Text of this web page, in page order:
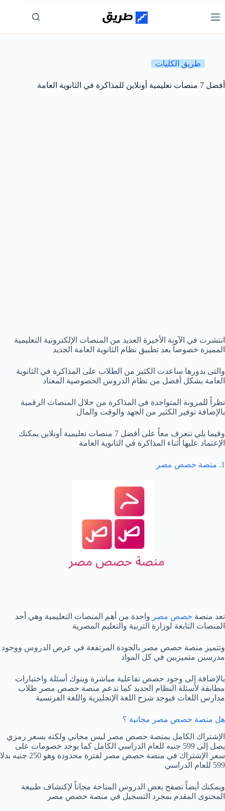
إلى
المحتوى
طريق الكليات
أفضل 7 منصات تعليمية أونلاين للمذاكرة في الثانوية العامة
انتشرت في الآونة الأخيرة العديد من المنصات الإلكترونية التعليمية
المميزة خصوصاً بعد تطبيق نظام الثانوية العامة الجديد
والتى بدورها ساعدت الكثير من الطلاب على المذاكرة في الثانوية
العامة بشكل أفضل من نظام الدروس الخصوصية المعتاد
نظراً للمرونة المتواجدة في المذاكرة من خلال المنصات الرقمية
بالإضافة توفير الكثير من الجهد والوقت والمال
وفيما يلي نتعرف معاً على أفضل 7 منصات تعليمية أونلاين يمكنك
الإعتماد عليها أثناء المذاكرة في الثانوية العامة
1. منصة حصص مصر
تعد منصة حصص مصر واحدة من أهم المنصات التعليمية وهي أحد
المنصات التابعة لوزارة التربية والتعليم المصرية
وتتميز منصة حصص مصر بالجودة المرتفعة في عرض الدروس ووجود
مدرسين متميزيين في كل المواد
بالإضافة إلى وجود حصص تفاعلية مباشرة وبنوك أسئلة واختبارات
مطابقة لأسئلة النظام الجديد كما تدعم منصة حصص مصر طلاب
مدارس اللغات فيوجد شرح اللغة الإنجليزية واللغة الفرنسية
هل منصة حصص مصر مجانية ؟
الإشتراك الكامل بمنصة حصص مصر ليس مجاني ولكنه بسعر رمزي
يصل إلى 599 جنيه للعام الدراسي الكامل كما يوجد خصومات على
سعر الإشتراك في منصة حصص مصر لفترة محدودة وهو 250 جنيه بدلا
599 للعام الدراسي
ويمكنك أيضاً تصفح بعض الدروس المتاحة مجاناً لإكتشاف طبيعة
المحتوى المقدم بمجرد التسجيل في منصة حصص مصر